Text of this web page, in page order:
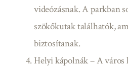
videózásnak. A parkban
szökőkutak találhatók,
biztosítanak.
Helyi kápolnák – A